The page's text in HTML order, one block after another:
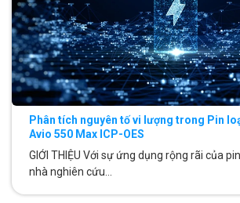
Phân tích nguyên tố vi lượng trong Pin
Avio 550 Max ICP-OES
GIỚI THIỆU Với sự ứng dụng rộng rãi của
nhà nghiên cứu...